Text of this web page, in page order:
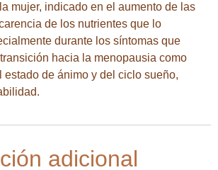
mujer, indicado en el aumento de las
de los nutrientes que lo
durante los síntomas que
hacia la menopausia como
estado de ánimo y del ciclo sueño,
adicional